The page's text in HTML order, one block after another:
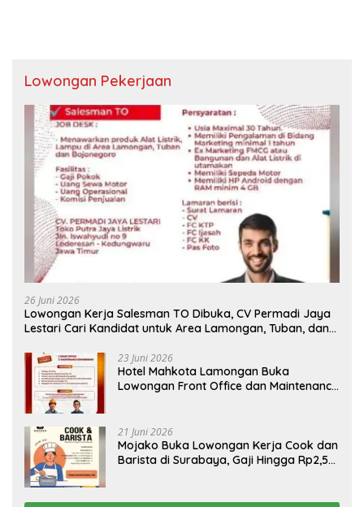
Lowongan Pekerjaan
26 Juni 2026
Lowongan Kerja Salesman TO Dibuka, CV Permadi Jaya
Lestari Cari Kandidat untuk Area Lamongan, Tuban, dan
23 Juni 2026
Hotel Mahkota Lamongan Buka
Lowongan Front Office dan Maintenance
21 Juni 2026
Mojako Buka Lowongan Kerja Cook dan
Barista di Surabaya, Gaji Hingga Rp2,5